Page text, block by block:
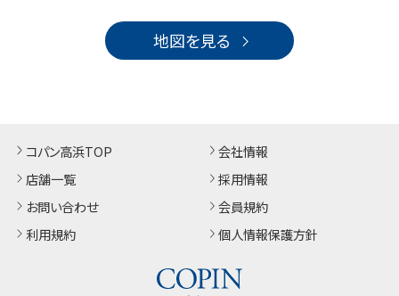
地図を見る
コパン高浜TOP
店舗一覧
お問い合わせ
利用規約
会社情報
採用情報
会員規約
個人情報保護方針